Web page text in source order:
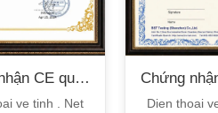
CE quốc
tế
ve tinh . Net
Chứng
tế
Dien thoai